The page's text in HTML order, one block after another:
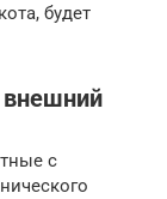
будет
с